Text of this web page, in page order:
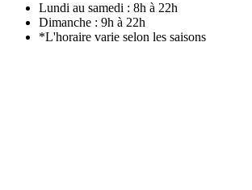
Lundi au samedi : 8h à 22h
Dimanche : 9h à 22h
*L'horaire varie selon les saisons